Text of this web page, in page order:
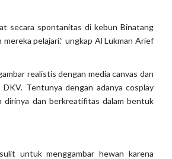
secara spontanitas di kebun Binatang
pelajari.” ungkap Al Lukman Arief
realistis dengan media canvas dan
Tentunya dengan adanya cosplay
dirinya dan berkreatifitas dalam bentuk
untuk menggambar hewan karena